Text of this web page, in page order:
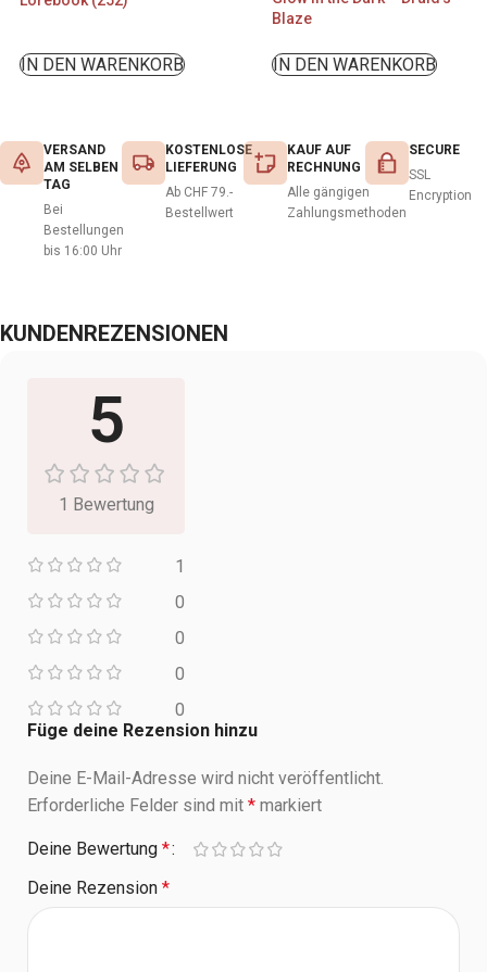
IN DEN WARENKORB
Blaze
IN DEN WARENKORB
VERSAND
AM SELBEN
TAG
Bei
Bestellungen
bis 16:00 Uhr
KOSTENLOSE
LIEFERUNG
Ab CHF 79.-
Bestellwert
KAUF AUF
RECHNUNG
Alle gängigen
Zahlungsmethoden
SECURE
SSL
Encryption
KUNDENREZENSIONEN
5
1 Bewertung
1
0
0
0
0
Füge deine Rezension hinzu
Deine E-Mail-Adresse wird nicht veröffentlicht.
Erforderliche Felder sind mit * markiert
Deine Bewertung *
Deine Rezension *